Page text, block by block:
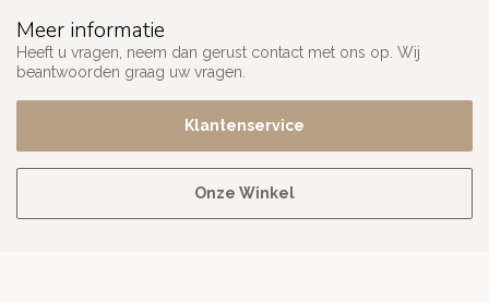
Meer informatie
Heeft u vragen, neem dan gerust contact met ons op. Wij
beantwoorden graag uw vragen.
Klantenservice
Onze Winkel